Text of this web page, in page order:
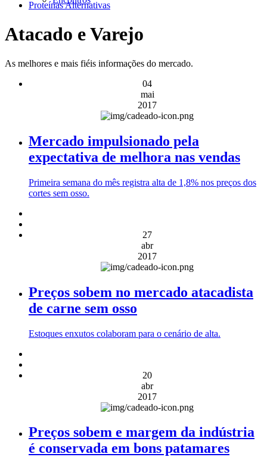
Proteínas Alternativas
Atacado e Varejo
As melhores e mais fiéis informações do mercado.
04
mai
2017
Mercado impulsionado pela
expectativa de melhora nas vendas
Primeira semana do mês registra alta de 1,8% nos preços dos
cortes sem osso.
27
abr
2017
Preços sobem no mercado atacadista
de carne sem osso
Estoques enxutos colaboram para o cenário de alta.
20
abr
2017
Preços sobem e margem da indústria
é conservada em bons patamares